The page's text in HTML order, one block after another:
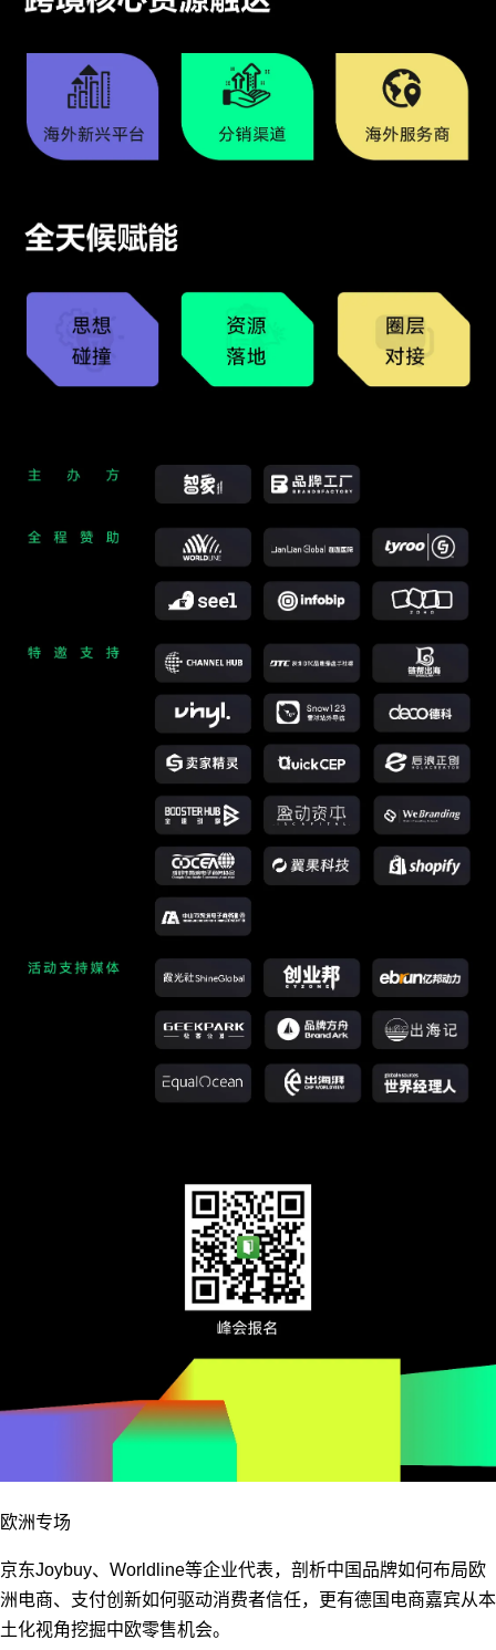
欧洲专场
京东Joybuy、Worldline等企业代表，剖析中国品牌如何布局欧
洲电商、支付创新如何驱动消费者信任，更有德国电商嘉宾从本
土化视角挖掘中欧零售机会。